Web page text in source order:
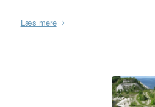
Læs mere